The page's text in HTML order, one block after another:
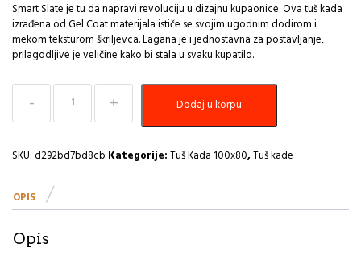
Smart Slate je tu da napravi revoluciju u dizajnu kupaonice. Ova tuš kada
izrađena od Gel Coat materijala ističe se svojim ugodnim dodirom i
mekom teksturom škriljevca. Lagana je i jednostavna za postavljanje,
prilagodljive je veličine kako bi stala u svaku kupatilo.
Tuš
Kada
100x80
mramor
SMART
Zenon
Dodaj u korpu
SKU: d292bd7bd8cb Kategorije:Tuš Kada 100x80,Tuš kade
OPIS
Opis